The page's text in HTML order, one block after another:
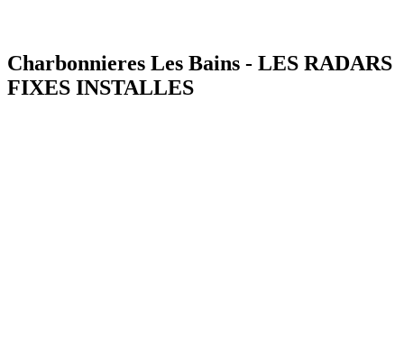
Charbonnieres Les Bains - LES RADARS
FIXES INSTALLES